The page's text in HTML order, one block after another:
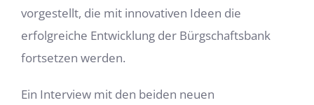
vorgestellt, die mit innovativen Ideen die
erfolgreiche Entwicklung der Bürgschaftsbank
fortsetzen werden.
Ein Interview mit den beiden neuen